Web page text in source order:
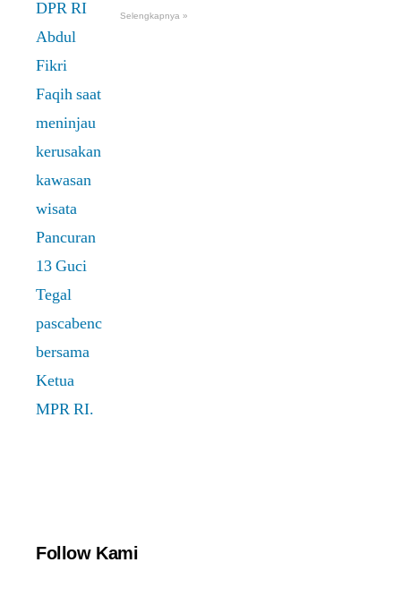
Selengkapnya »
Follow Kami